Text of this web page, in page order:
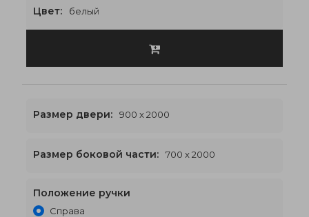
Цвет: белый
2300 x 2000
Размер двери: 900 x 2000
Размер боковой части: 700 x 2000
Положение ручки
Справа